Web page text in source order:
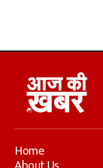
Home